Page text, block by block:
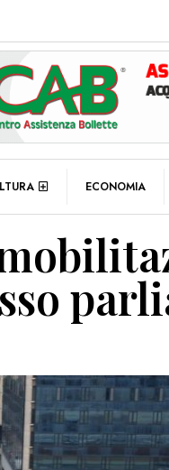
ECONOMIA